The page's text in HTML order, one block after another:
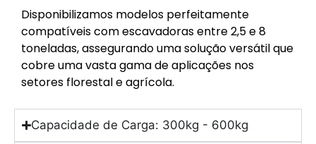
Disponibilizamos modelos perfeitamente
compatíveis com escavadoras entre 2,5 e 8
toneladas, assegurando uma solução versátil que
cobre uma vasta gama de aplicações nos
setores florestal e agrícola.
Capacidade de Carga: 300kg - 600kg